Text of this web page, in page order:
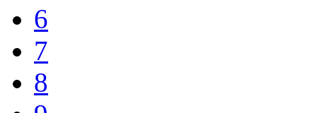
6
7
8